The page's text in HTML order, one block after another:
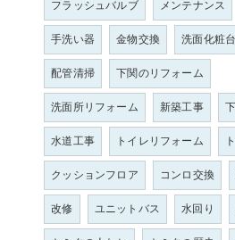
フラッシュバルブ
メンテナンス
手洗い器
金物交換
洗面化粧台
配管清掃
下関のリフォーム
洗面所リフォーム
新築工事
水道工事
トイレリフォーム
クッションフロア
コンロ交換
改修
ユニットバス 水回り